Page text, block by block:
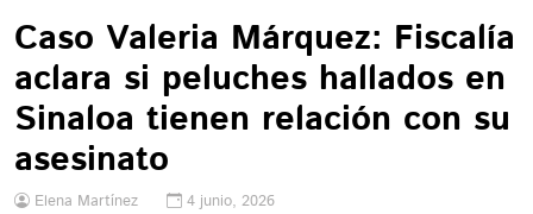
Caso Valeria Márquez: Fiscalía
aclara si peluches hallados en
Sinaloa tienen relación con su
asesinato
Elena Martínez 4 junio, 2026